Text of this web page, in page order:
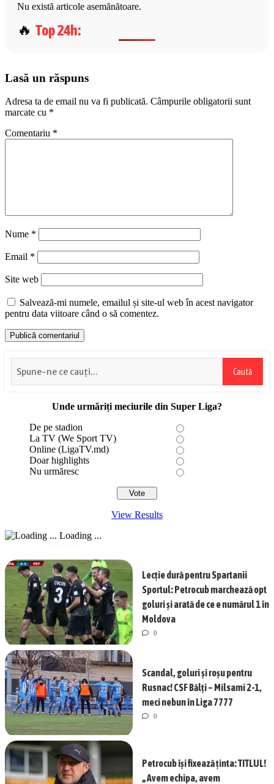
Nu există articole asemănătoare.
Top 24h:
Lasă un răspuns
Adresa ta de email nu va fi publicată. Câmpurile obligatorii sunt
marcate cu *
Comentariu *
Nume *
Email *
Site web
Salvează-mi numele, emailul și site-ul web în acest navigator
pentru data viitoare când o să comentez.
Caută
Unde urmăriți meciurile din Super Liga?
De pe stadion
La TV (We Sport TV)
Online (LigaTV.md)
Doar highlights
Nu urmăresc
View Results
Loading ...
Lecție dură pentru Spartanii
Sportul: Petrocub marchează opt
goluri și arată de ce e numărul 1 în
Moldova
0
Scandal, goluri și roșu pentru
Rusnac! CSF Bălți – Milsami 2-1,
meci nebun în Liga 7777
0
Petrocub își fixează ținta: TITLUL!
„Avem echipa, avem